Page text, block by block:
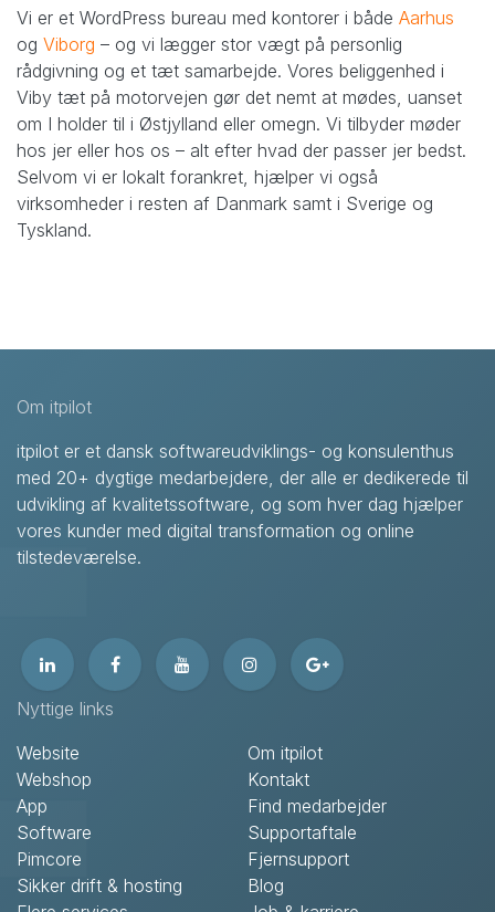
Vi er et WordPress bureau med kontorer i både Aarhus
og Viborg – og vi lægger stor vægt på personlig
rådgivning og et tæt samarbejde. Vores beliggenhed i
Viby tæt på motorvejen gør det nemt at mødes, uanset
om I holder til i Østjylland eller omegn. Vi tilbyder møder
hos jer eller hos os – alt efter hvad der passer jer bedst.
Selvom vi er lokalt forankret, hjælper vi også
virksomheder i resten af Danmark samt i Sverige og
Tyskland.
Om itpilot
itpilot er et dansk softwareudviklings- og konsulenthus
med 20+ dygtige medarbejdere, der alle er dedikerede til
udvikling af kvalitetssoftware, og som hver dag hjælper
vores kunder med digital transformation og online
tilstedeværelse.
Nyttige links
Website
Webshop
App
Software
Pimcore
Sikker drift & hosting
Om itpilot
Kontakt
Find medarbejder
Supportaftale
Fjernsupport
Blog